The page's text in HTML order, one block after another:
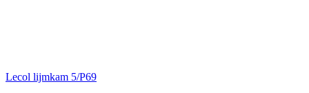
Lecol lijmkam 5/P69